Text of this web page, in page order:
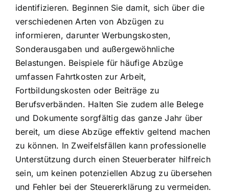
identifizieren. Beginnen Sie damit, sich über die
verschiedenen Arten von Abzügen zu
informieren, darunter Werbungskosten,
Sonderausgaben und außergewöhnliche
Belastungen. Beispiele für häufige Abzüge
umfassen Fahrtkosten zur Arbeit,
Fortbildungskosten oder Beiträge zu
Berufsverbänden. Halten Sie zudem alle Belege
und Dokumente sorgfältig das ganze Jahr über
bereit, um diese Abzüge effektiv geltend machen
zu können. In Zweifelsfällen kann professionelle
Unterstützung durch einen Steuerberater hilfreich
sein, um keinen potenziellen Abzug zu übersehen
und Fehler bei der Steuererklärung zu vermeiden.